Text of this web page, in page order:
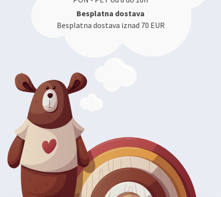
Besplatna dostava
Besplatna dostava iznad 70 EUR